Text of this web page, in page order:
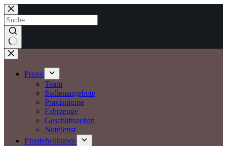
Zum
Inhalt
springen
Keine
Ergebnisse
Praxis
Team
Stellenangebote
Praxisräume
Fahrzeuge
Geschäftszeiten
Notdienst
Pferdeheilkunde